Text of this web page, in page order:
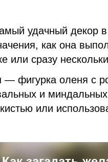
удачный декор
как она
или сразу
— фигурка оленя с
и
или